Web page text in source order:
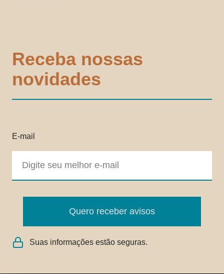
Receba nossas
novidades
E-mail
Quero receber avisos
Suas informações estão seguras.